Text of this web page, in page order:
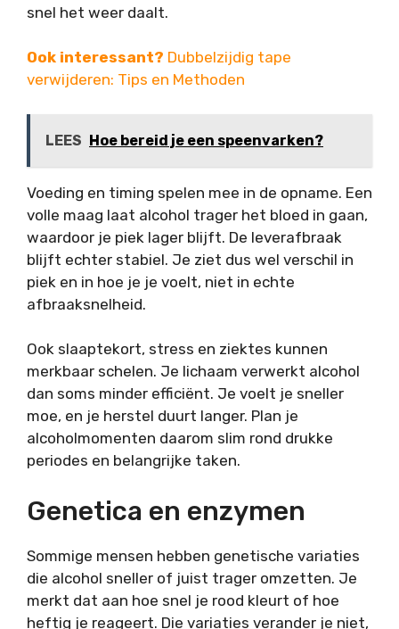
snel het weer daalt.
Ook interessant? Dubbelzijdig tape
verwijderen: Tips en Methoden
LEES Hoe bereid je een speenvarken?
Voeding en timing spelen mee in de opname. Een
volle maag laat alcohol trager het bloed in gaan,
waardoor je piek lager blijft. De leverafbraak
blijft echter stabiel. Je ziet dus wel verschil in
piek en in hoe je je voelt, niet in echte
afbraaksnelheid.
Ook slaaptekort, stress en ziektes kunnen
merkbaar schelen. Je lichaam verwerkt alcohol
dan soms minder efficiënt. Je voelt je sneller
moe, en je herstel duurt langer. Plan je
alcoholmomenten daarom slim rond drukke
periodes en belangrijke taken.
Genetica en enzymen
Sommige mensen hebben genetische variaties
die alcohol sneller of juist trager omzetten. Je
merkt dat aan hoe snel je rood kleurt of hoe
heftig je reageert. Die variaties verander je niet,